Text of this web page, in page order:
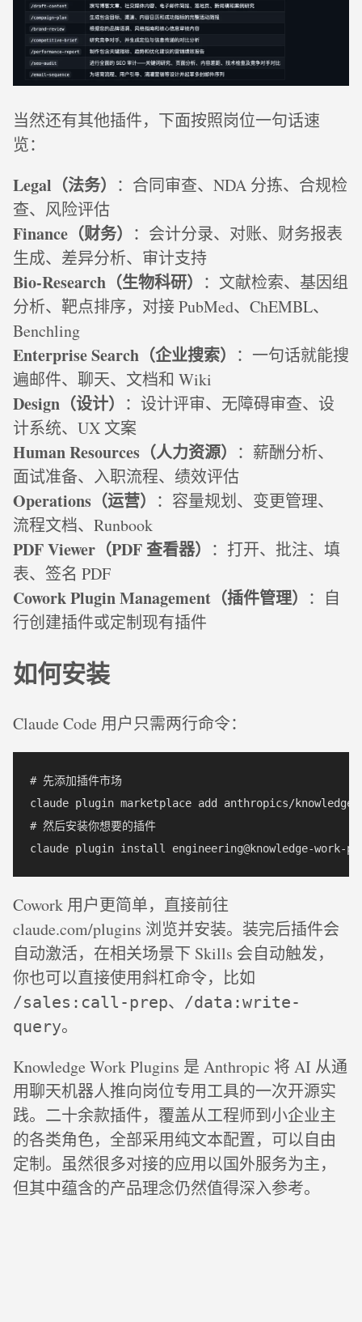
当然还有其他插件，下面按照岗位一句话速
览：
Legal（法务） ：合同审查、NDA 分拣、合规检
查、风险评估
Finance（财务） ：会计分录、对账、财务报表
生成、差异分析、审计支持
Bio‑Research（生物科研） ：文献检索、基因组
分析、靶点排序，对接 PubMed、ChEMBL、
Benchling
Enterprise Search（企业搜索） ：一句话就能搜
遍邮件、聊天、文档和 Wiki
Design（设计） ：设计评审、无障碍审查、设
计系统、UX 文案
Human Resources（人力资源） ：薪酬分析、
面试准备、入职流程、绩效评估
Operations（运营） ：容量规划、变更管理、
流程文档、Runbook
PDF Viewer（PDF 查看器） ：打开、批注、填
表、签名 PDF
Cowork Plugin Management（插件管理） ：自
行创建插件或定制现有插件
如何安装
Claude Code 用户只需两行命令：
# 先添加插件市场
claude plugin marketplace add anthropics/
# 然后安装你想要的插件
Cowork 用户更简单，直接前往
claude.com/plugins 浏览并安装。装完后插件会
自动激活，在相关场景下 Skills 会自动触发，
你也可以直接使用斜杠命令，比如
/sales:call-prep、 /data:write-
query。
Knowledge Work Plugins 是 Anthropic 将 AI 从通
用聊天机器人推向岗位专用工具的一次开源实
践。二十余款插件，覆盖从工程师到小企业主
的各类角色，全部采用纯文本配置，可以自由
定制。虽然很多对接的应用以国外服务为主，
但其中蕴含的产品理念仍然值得深入参考。